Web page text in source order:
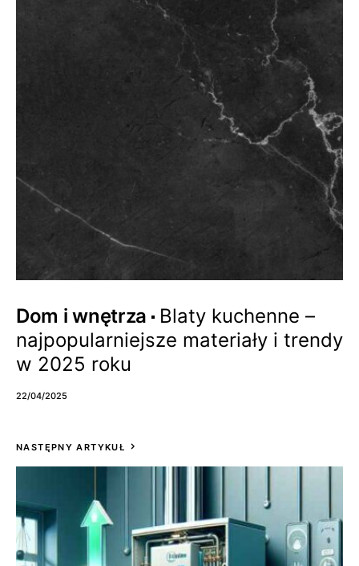
Dom i wnętrza
Blaty kuchenne –
najpopularniejsze materiały i trendy
w 2025 roku
22/04/2025
NASTĘPNY ARTYKUŁ